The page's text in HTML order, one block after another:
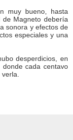
muy bueno, hasta
Magneto debería
sonora y efectos de
especiales y una
desperdicios, en
cada centavo